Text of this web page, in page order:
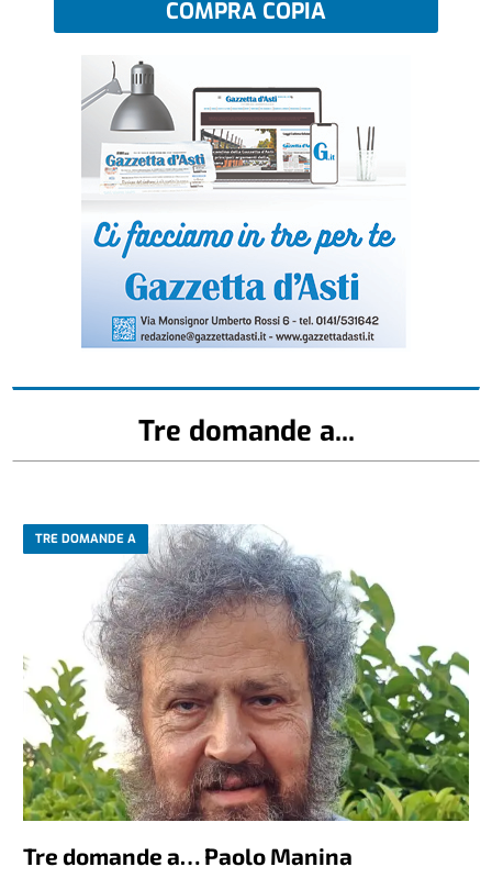
COMPRA COPIA
Tre domande a...
TRE DOMANDE A
Tre domande a… Paolo Manina